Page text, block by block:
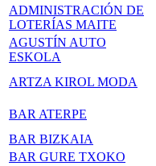
ADMINISTRACIÓN DE
LOTERÍAS MAITE
AGUSTÍN AUTO
ESKOLA
ARTZA KIROL MODA
BAR ATERPE
BAR BIZKAIA
BAR GURE TXOKO